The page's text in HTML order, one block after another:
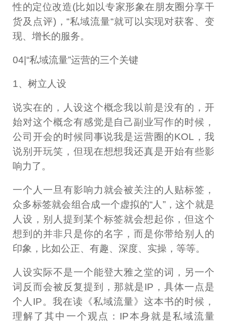
性的定位改造(比如以专家形象在朋友圈分享干
货及点评)，“私域流量“就可以实现对获客、变
现、增长的服务。
04|“私域流量”运营的三个关键
1、树立人设
说实在的，人设这个概念我以前是没有的，开
始对这个概念有感觉是自己副业写作的时候，
公司开会的时候同事说我是运营圈的KOL，我
说别开玩笑，但现在想想我还真是开始有些影
响力了。
一个人一旦有影响力就会被关注的人贴标签，
众多标签就会组合成一个虚拟的“人”，这个就是
人设，别人提到某个标签就会想起你，但这个
想到的并非只是你的名字，而是你带给别人的
印象，比如公正、有趣、深度、实操，等等。
人设实际不是一个能登大雅之堂的词，另一个
词反而会被反复提到，那就是IP，具体一点是
个人IP。我在读《私域流量》这本书的时候，
理解了其中一个观点：IP本身就是私域流量